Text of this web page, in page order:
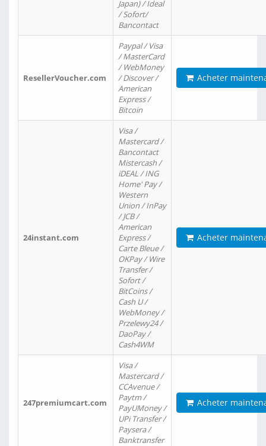
Japan) / Ideal
/ Sofort/
Bancontact
ResellerVoucher.com
Paypal / Visa
/ MasterCard
/ WebMoney
/ Discover /
American
Express /
Bitcoin
Acheter
24instant.com
Visa /
Mastercard /
Bancontact
Mistercash /
iDEAL / ING
Home' Pay /
Western
Union / InPay
/ JCB /
American
Express /
Carte Bleue /
OKPay / Wire
Transfer /
Sofort /
BitCoins /
Cash U /
WebMoney /
Przelewy24 /
DaoPay /
Cash4WM
Acheter
247premiumcart.com
Visa /
Mastercard /
CCAvenue /
Paytm /
PayUMoney /
UPi Transfer /
Paysera /
Banktransfer
Acheter